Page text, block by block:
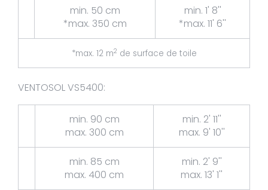
min. 50 cm
*max. 350 cm
min. 1' 8''
*max. 11' 6''
*max. 12 m2 de surface de toile
VENTOSOL VS5400:
min. 90 cm
max. 300 cm
min. 2' 11''
max. 9' 10''
min. 85 cm
max. 400 cm
min. 2' 9''
max. 13' 1''